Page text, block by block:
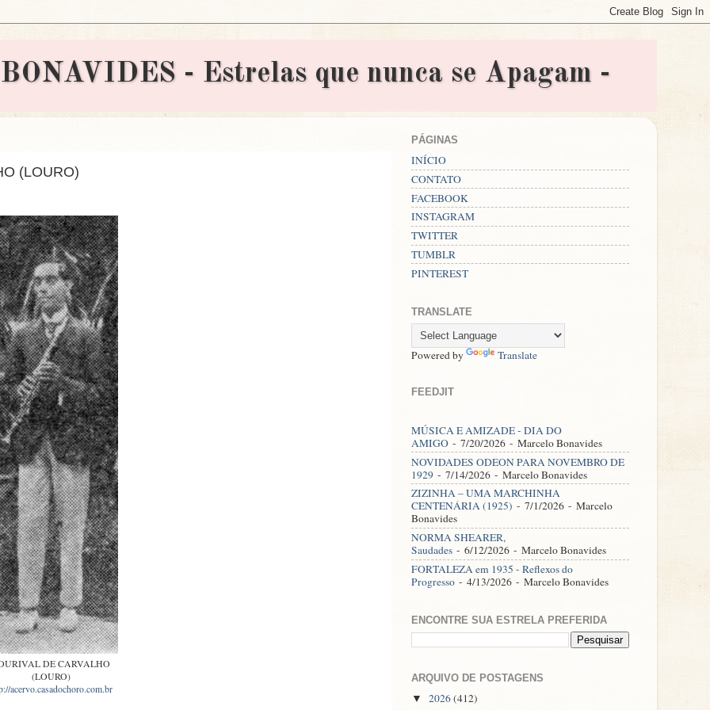
- Estrelas que nunca se Apagam -
(LOURO)
DE CARVALHO
(LOURO)
acervo.casadochoro.com.br
PÁGINAS
INÍCIO
CONTATO
FACEBOOK
INSTAGRAM
TWITTER
TUMBLR
PINTEREST
TRANSLATE
Powered by Translate
FEEDJIT
MÚSICA E AMIZADE - DIA DO
AMIGO - 7/20/2026 - Marcelo Bonavides
NOVIDADES ODEON PARA NOVEMBRO DE
1929 - 7/14/2026 - Marcelo Bonavides
ZIZINHA – UMA MARCHINHA
CENTENÁRIA (1925) - 7/1/2026 - Marcelo
Bonavides
NORMA SHEARER,
Saudades - 6/12/2026 - Marcelo Bonavides
FORTALEZA em 1935 - Reflexos do
Progresso - 4/13/2026 - Marcelo Bonavides
ENCONTRE SUA ESTRELA PREFERIDA
ARQUIVO DE POSTAGENS
▼ 2026(412)